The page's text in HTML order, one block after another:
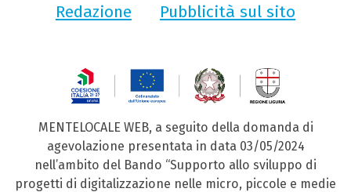
Redazione
Pubblicità sul sito
MENTELOCALE WEB, a seguito della domanda di
agevolazione presentata in data 03/05/2024
nell’ambito del Bando “Supporto allo sviluppo di
progetti di digitalizzazione nelle micro, piccole e medie